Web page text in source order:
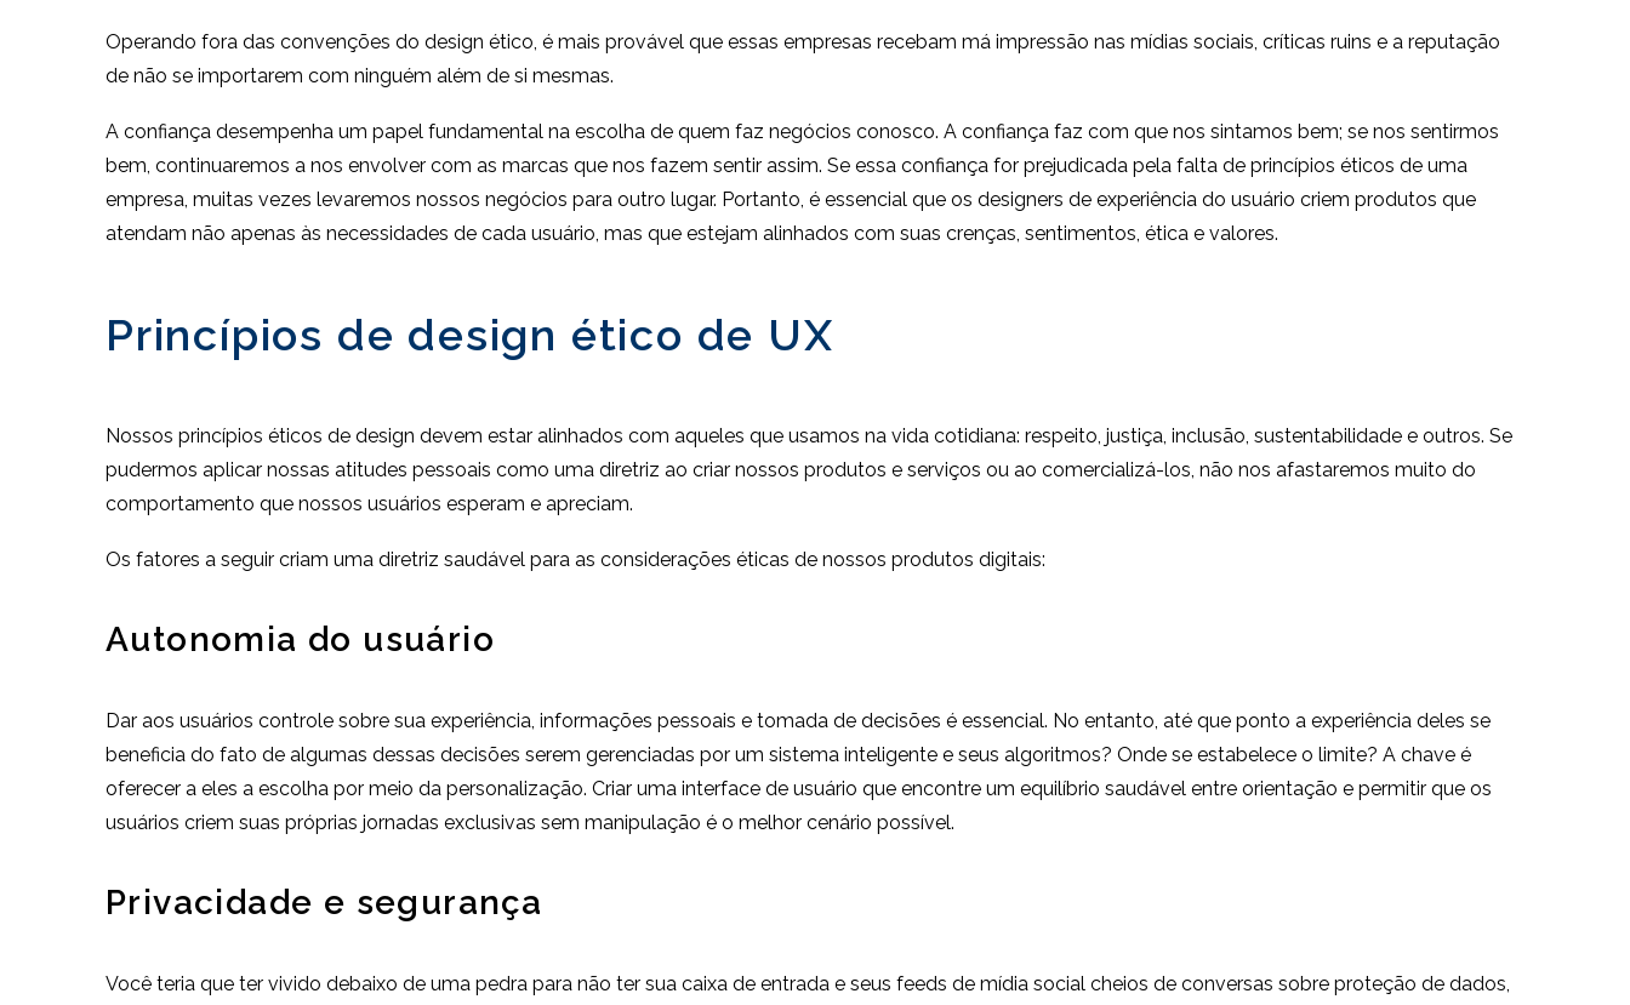
Operando fora das convenções do design ético, é mais provável que essas empresas recebam má impressão nas mídias sociais, críticas ruins e a reputação
de não se importarem com ninguém além de si mesmas.
A confiança desempenha um papel fundamental na escolha de quem faz negócios conosco. A confiança faz com que nos sintamos bem; se nos sentirmos
bem, continuaremos a nos envolver com as marcas que nos fazem sentir assim. Se essa confiança for prejudicada pela falta de princípios éticos de uma
empresa, muitas vezes levaremos nossos negócios para outro lugar. Portanto, é essencial que os designers de experiência do usuário criem produtos que
atendam não apenas às necessidades de cada usuário, mas que estejam alinhados com suas crenças, sentimentos, ética e valores.
Princípios de design ético de UX
Nossos princípios éticos de design devem estar alinhados com aqueles que usamos na vida cotidiana: respeito, justiça, inclusão, sustentabilidade e outros. Se
pudermos aplicar nossas atitudes pessoais como uma diretriz ao criar nossos produtos e serviços ou ao comercializá-los, não nos afastaremos muito do
comportamento que nossos usuários esperam e apreciam.
Os fatores a seguir criam uma diretriz saudável para as considerações éticas de nossos produtos digitais:
Autonomia do usuário
Dar aos usuários controle sobre sua experiência, informações pessoais e tomada de decisões é essencial. No entanto, até que ponto a experiência deles se
beneficia do fato de algumas dessas decisões serem gerenciadas por um sistema inteligente e seus algoritmos? Onde se estabelece o limite? A chave é
oferecer a eles a escolha por meio da personalização. Criar uma interface de usuário que encontre um equilíbrio saudável entre orientação e permitir que os
usuários criem suas próprias jornadas exclusivas sem manipulação é o melhor cenário possível.
Privacidade e segurança
Você teria que ter vivido debaixo de uma pedra para não ter sua caixa de entrada e seus feeds de mídia social cheios de conversas sobre proteção de dados,